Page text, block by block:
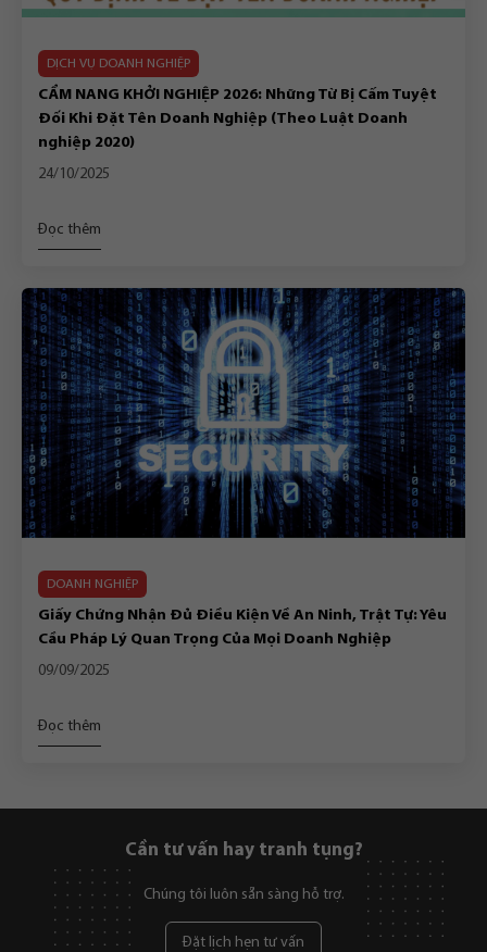
DỊCH VỤ DOANH NGHIỆP
CẨM NANG KHỞI NGHIỆP 2026: Những Từ Bị Cấm Tuyệt
Đối Khi Đặt Tên Doanh Nghiệp (Theo Luật Doanh
nghiệp 2020)
24/10/2025
Đọc thêm
DOANH NGHIỆP
Giấy Chứng Nhận Đủ Điều Kiện Về An Ninh, Trật Tự: Yêu
Cầu Pháp Lý Quan Trọng Của Mọi Doanh Nghiệp
09/09/2025
Đọc thêm
Cần tư vấn hay tranh tụng?
Chúng tôi luôn sẵn sàng hỗ trợ.
Đặt lịch hẹn tư vấn